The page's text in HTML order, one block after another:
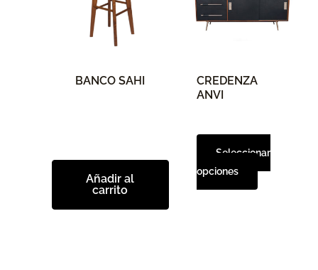
BANCO SAHI
Añadir al
carrito
CREDENZA
ANVI
Seleccionar
opciones
múltiples
variantes.
se
la